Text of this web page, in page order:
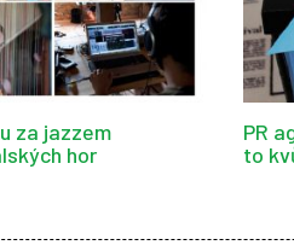
za jazzem
hor
PR
to